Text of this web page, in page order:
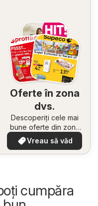
Oferte în zona
dvs.
Descoperiți cele mai
bune oferte din zona
dumneavoastră
Vreau să văd
cumpăra